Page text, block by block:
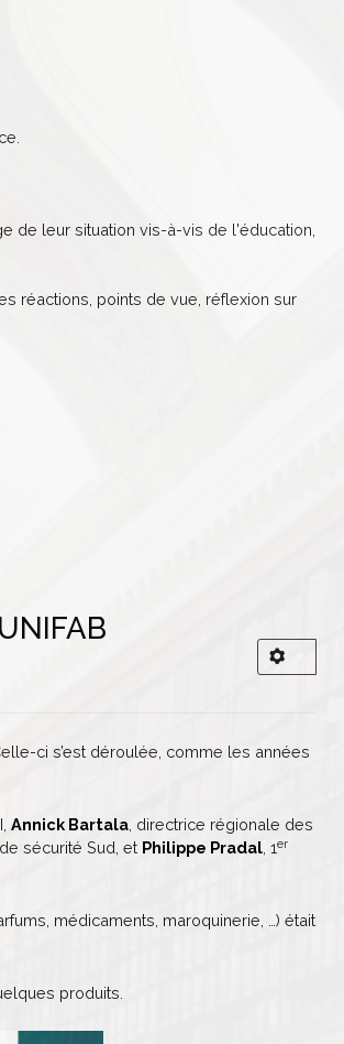
de leur situation vis-à-vis de l'éducation,
réactions, points de vue, réflexion sur
ci s’est déroulée, comme les années
Annick Bartala , directrice régionale des
sécurité Sud, et Philippe Pradal , 1er
médicaments, maroquinerie, …) était
produits.